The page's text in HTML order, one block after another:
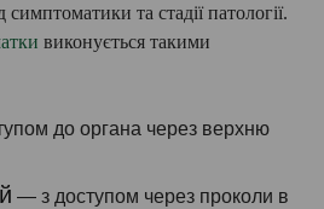
та стадії патології.
виконується такими
до органа через верхню
— з доступом через проколи в